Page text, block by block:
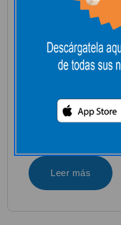
PELUCHE
Noviembre 3, 2025
Leer más